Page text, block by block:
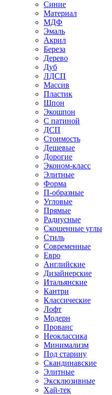
Синие
Материал
МДФ
Эмаль
Акрил
Береза
Дерево
Дуб
ЛДСП
Массив
Пластик
Шпон
Экошпон
С патиной
ДСП
Стоимость
Дешевые
Дорогие
Эконом-класс
Элитные
Форма
П-образные
Угловые
Прямые
Радиусные
Скошенные углы
Стиль
Современные
Евро
Английские
Дизайнерские
Итальянские
Кантри
Классические
Лофт
Модерн
Прованс
Неоклассика
Минимализм
Под старину
Скандинавские
Элитные
Эксклюзивные
Хай-тек